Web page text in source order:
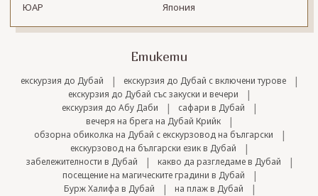
ЮАР
Япония
Етикети
екскурзия до Дубай | екскурзия до Дубай с включени турове |
екскурзия до Дубай със закуски и вечери |
екскурзия до Абу Даби | сафари в Дубай |
вечеря на брега на Дубай Крийк |
обзорна обиколка на Дубай с екскурзовод на български |
екскурзовод на български език в Дубай |
забележителности в Дубай | какво да разгледаме в Дубай |
посещение на магическите градини в Дубай |
Бурж Халифа в Дубай | на плаж в Дубай |